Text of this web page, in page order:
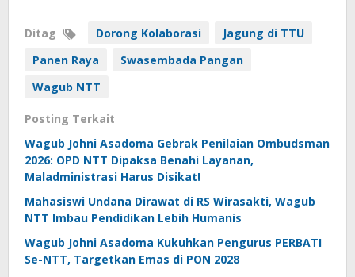
Ditag Dorong Kolaborasi
Jagung di TTU
Panen Raya
Swasembada Pangan
Wagub NTT
Posting Terkait
Wagub Johni Asadoma Gebrak Penilaian Ombudsman
2026: OPD NTT Dipaksa Benahi Layanan,
Maladministrasi Harus Disikat!
Mahasiswi Undana Dirawat di RS Wirasakti, Wagub
NTT Imbau Pendidikan Lebih Humanis
Wagub Johni Asadoma Kukuhkan Pengurus PERBATI
Se-NTT, Targetkan Emas di PON 2028